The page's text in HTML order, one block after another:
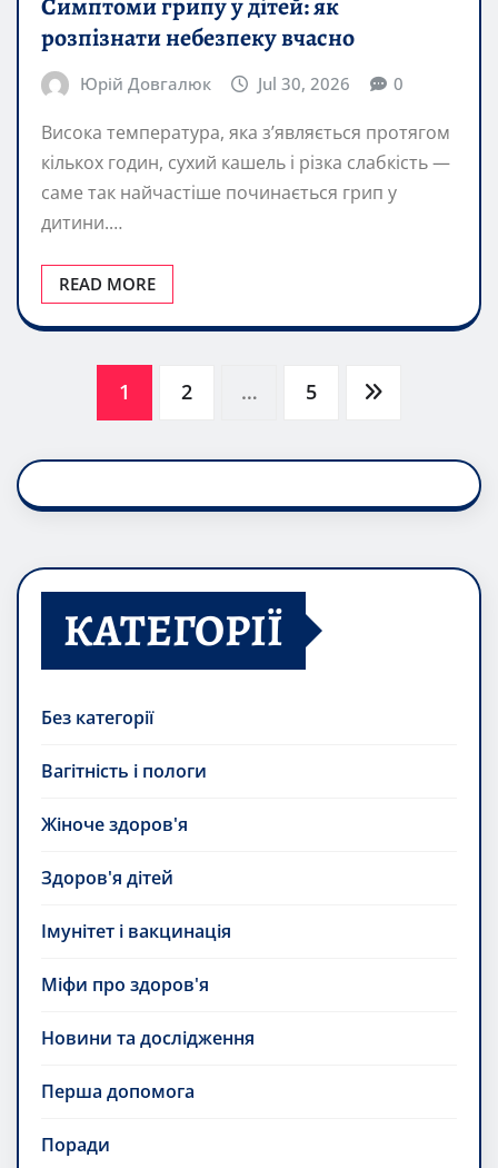
розпізнати небезпеку вчасно
Юрій Довгалюк Jul 30, 2026 0
Висока температура, яка з’являється протягом
кількох годин, сухий кашель і різка слабкість —
саме так найчастіше починається грип у
дитини.…
READ MORE
pagination
1 2 … 5
КАТЕГОРІЇ
Без категорії
Вагітність і пологи
Жіноче здоров'я
Здоров'я дітей
Імунітет і вакцинація
Міфи про здоров'я
Новини та дослідження
Перша допомога
Поради